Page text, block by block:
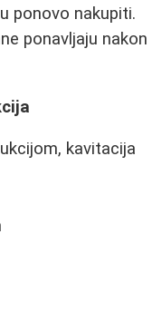
ponovo nakupiti.
ponavljaju nakon
kavitacija